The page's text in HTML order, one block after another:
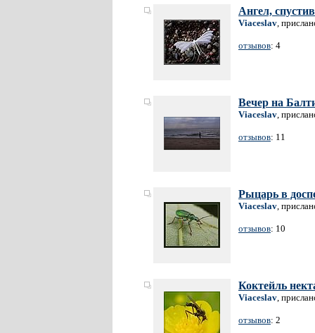
Ангел,
Viaceslav,
отзывов: 4
Вечер на
Viaceslav,
отзывов: 11
Рыцарь в
Viaceslav,
отзывов: 10
Коктейль
Viaceslav,
отзывов: 2